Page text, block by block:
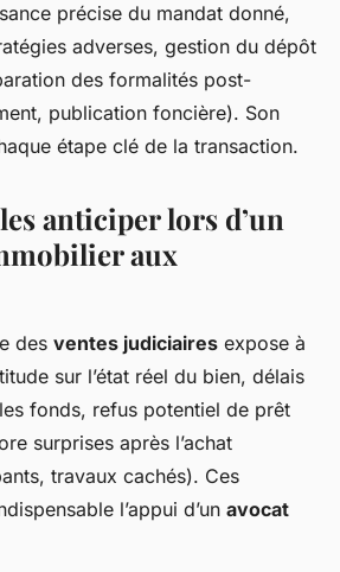
précise du mandat donné,
adverses, gestion du dépôt
des formalités post-
publication foncière). Son
étape clé de la transaction.
anticiper lors d’un
aux
des ventes judiciaires expose à
sur l’état réel du bien, délais
fonds, refus potentiel de prêt
surprises après l’achat
travaux cachés). Ces
l’appui d’un avocat